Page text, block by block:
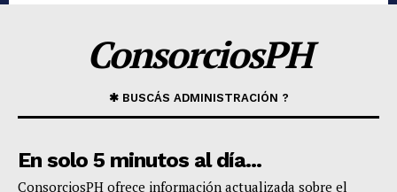
ConsorciosPH
✱ BUSCÁS ADMINISTRACIÓN ?
En solo 5 minutos al día...
​ConsorciosPH ofrece información actualizada sobre el